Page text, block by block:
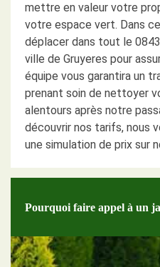
mettre en valeur votre
votre espace vert. Dans
déplacer dans tout le
ville de Gruyeres pour
équipe vous garantira un
prenant soin de nettoyer
alentours après notre
découvrir nos tarifs, nous
une simulation de prix sur
Pourquoi faire appel à un